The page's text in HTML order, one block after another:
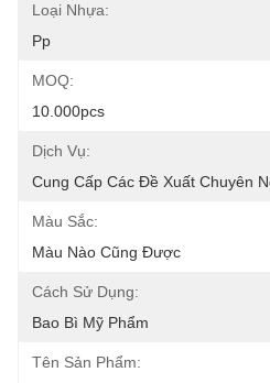
Loại Nhựa:
Pp
MOQ:
10.000pcs
Dịch Vụ:
Cung Cấp Các Đề Xuất Chuyên
Màu Sắc:
Màu Nào Cũng Được
Cách Sử Dụng:
Bao Bì Mỹ Phẩm
Tên Sản Phẩm: